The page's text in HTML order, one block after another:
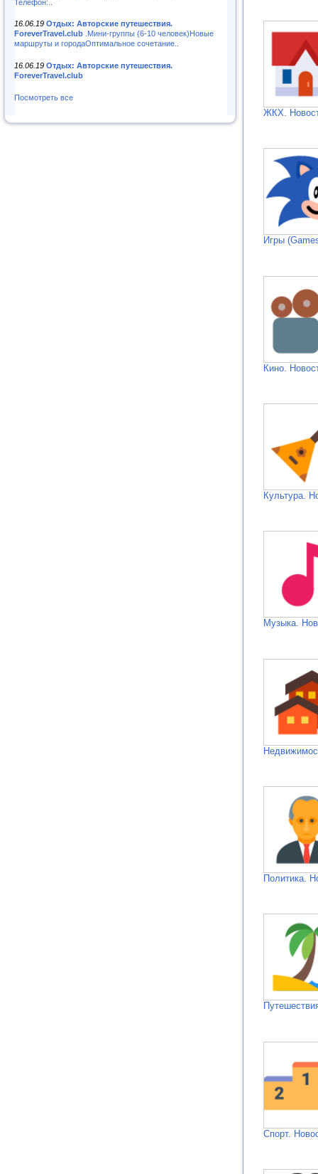
Телефон:..
16.06.19 Отдых: Авторские путешествия.
ForeverTravel.club .Мини-группы (6-10 человек)Новые
маршруты и городаОптимальное сочетание..
16.06.19 Отдых: Авторские путешествия.
ForeverTravel.club
Посмотреть все
ЖКХ.
Игры
Кино.
Культура.
Музыка.
Политика.
Спорт.